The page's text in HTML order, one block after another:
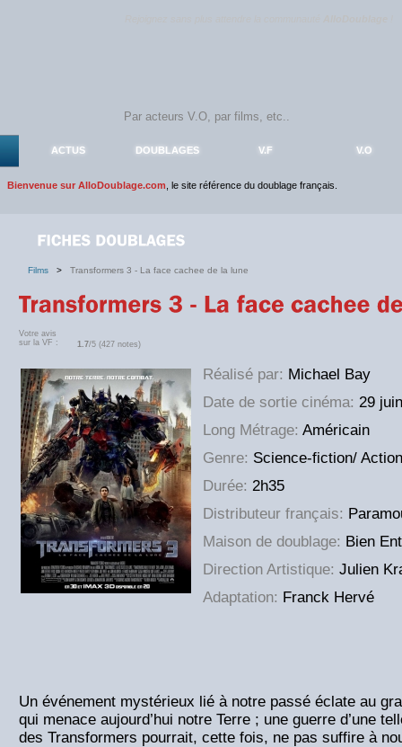
ACTUS DOUBLAGES V.F V.O
Bienvenue sur AlloDoublage.com , le site référence du doublage français.
Films > Transformers 3 - La face cachee de la lune
Votre avis
sur la VF :
1.7/5 (427 notes)
Réalisé par: Michael Bay
Date de sortie cinéma: 29
Long Métrage: Américain
Genre: Science-fiction/ Action
Durée: 2h35
Distributeur français:
Maison de doublage: Bien
Direction Artistique: Julien
Adaptation: Franck Hervé
Un événement mystérieux lié à notre passé éclate au
qui menace aujourd’hui notre Terre ; une guerre d’une
des Transformers pourrait, cette fois, ne pas suffire à